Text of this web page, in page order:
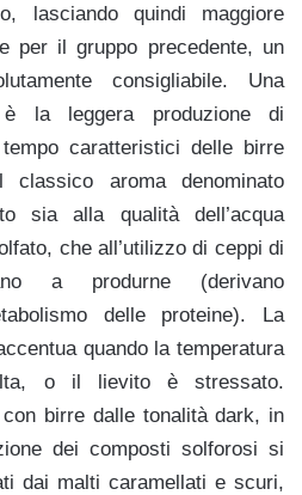
lasciando quindi maggiore
per il gruppo precedente, un
consigliabile. Una
è la leggera produzione di
caratteristici delle birre
aroma denominato
sia alla qualità dell’acqua
che all’utilizzo di ceppi di
a produrne (derivano
delle proteine). La
quando la temperatura
o il lievito è stressato.
birre dalle tonalità dark, in
dei composti solforosi si
dai malti caramellati e scuri,